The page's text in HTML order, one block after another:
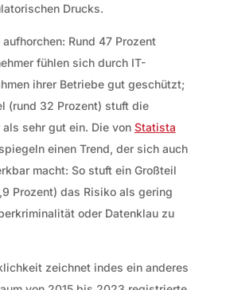
Drucks.
Rund 47 Prozent
fühlen sich durch IT-
ihrer Betriebe gut geschützt;
(rund 32 Prozent) stuft die
sehr gut ein. Die von Statista
einen Trend, der sich auch
macht: So stuft ein Großteil
Prozent) das Risiko als gering
oder Datenklau zu
zeichnet indes ein anderes